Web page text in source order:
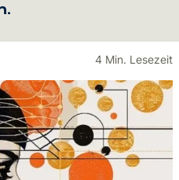
4 Min. Lesezeit